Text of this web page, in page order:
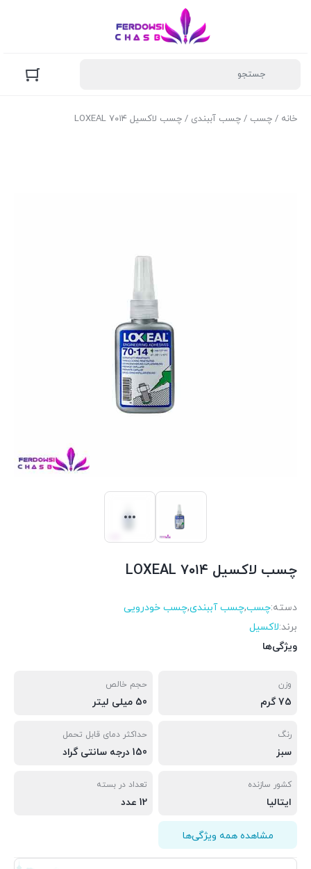
خانه / چسب / چسب آببندی / چسب لاکسیل ۷۰۱۴ LOXEAL
چسب لاکسیل ۷۰۱۴ LOXEAL
دسته:چسب,چسب آببندی,چسب خودرویی
برند:لاکسیل
ویژگی‌ها
وزن
75 گرم
حجم خالص
50 میلی لیتر
رنگ
سبز
حداکثر دمای قابل تحمل
150 درجه سانتی گراد
کشور سازنده
ایتالیا
تعداد در بسته
12 عدد
مشاهده همه ویژگی‌ها